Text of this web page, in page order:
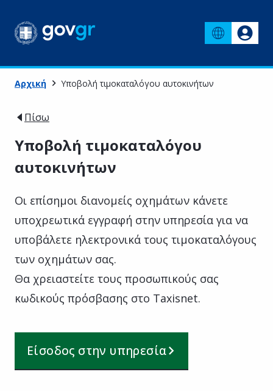
Αρχική Υποβολή τιμοκαταλόγου αυτοκινήτων
Πίσω
Υποβολή τιμοκαταλόγου
αυτοκινήτων
Οι επίσημοι διανομείς οχημάτων κάνετε
υποχρεωτικά εγγραφή στην υπηρεσία για να
υποβάλετε ηλεκτρονικά τους τιμοκαταλόγους
των οχημάτων σας.
Θα χρειαστείτε τους προσωπικούς σας
κωδικούς πρόσβασης στο Taxisnet.
Είσοδος στην υπηρεσία